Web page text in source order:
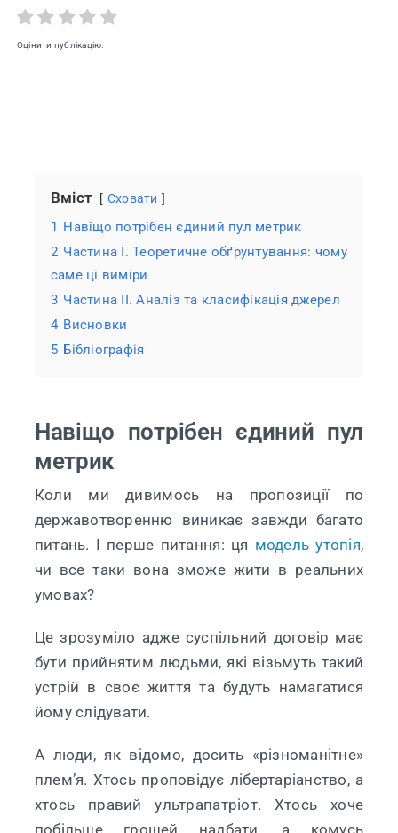
державотворення.
Вступ
Оцінити публікацію.
Вміст Сховати
1 Навіщо потрібен єдиний пул метрик
2 Частина I. Теоретичне обґрунтування: чому
саме ці виміри
3 Частина II. Аналіз та класифікація джерел
4 Висновки
5 Бібліографія
Навіщо потрібен єдиний пул
метрик
Коли ми дивимось на пропозиції по
державотворенню виникає завжди багато
питань. І перше питання: ця модель утопія,
чи все таки вона зможе жити в реальних
умовах?
Це зрозуміло адже суспільний договір має
бути прийнятим людьми, які візьмуть такий
устрій в своє життя та будуть намагатися
йому слідувати.
А люди, як відомо, досить «різноманітне»
плем’я. Хтось проповідує лібертаріанство, а
хтось правий ультрапатріот. Хтось хоче